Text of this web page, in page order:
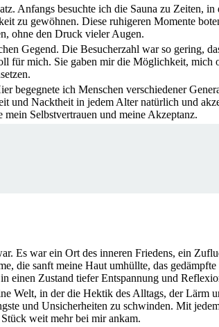
Anfangs besuchte ich die Sauna zu Zeiten, in
zu gewöhnen. Diese ruhigeren Momente
ohne den Druck vieler Augen.
Gegend. Die Besucherzahl war so gering,
für mich. Sie gaben mir die Möglichkeit, mich
begegnete ich Menschen verschiedener
und Nacktheit in jedem Alter natürlich und
Selbstvertrauen und meine Akzeptanz.
Es war ein Ort des inneren Friedens, ein
die sanft meine Haut umhüllte, das
einen Zustand tiefer Entspannung und
Welt, in der die Hektik des Alltags, der Lärm
und Unsicherheiten zu schwinden. Mit
weit mehr bei mir ankam.